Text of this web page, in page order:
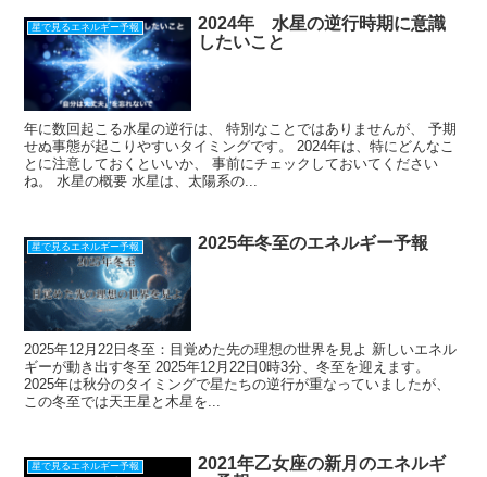
星で見るエネルギー予報
2024年 水星の逆行時期に意識
したいこと
年に数回起こる水星の逆行は、 特別なことではありませんが、 予期
せぬ事態が起こりやすいタイミングです。 2024年は、特にどんなこ
とに注意しておくといいか、 事前にチェックしておいてください
ね。 水星の概要 水星は、太陽系の...
星で見るエネルギー予報 2025年冬至のエネルギー予報
2025年12月22日冬至：目覚めた先の理想の世界を見よ 新しいエネル
ギーが動き出す冬至 2025年12月22日0時3分、冬至を迎えます。
2025年は秋分のタイミングで星たちの逆行が重なっていましたが、
この冬至では天王星と木星を...
星で見るエネルギー予報
2021年乙女座の新月のエネルギ